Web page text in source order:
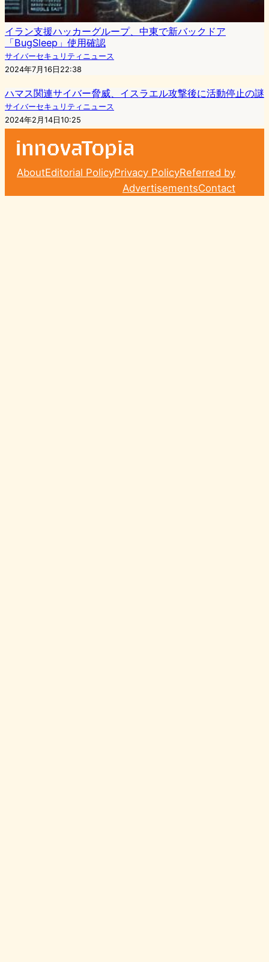
イラン支援ハッカーグループ、中東で新バックドア
「BugSleep」使用確認
サイバーセキュリティニュース
2024年7月16日22:38
ハマス関連サイバー脅威、イスラエル攻撃後に活動停止の謎
サイバーセキュリティニュース
2024年2月14日10:25
AboutEditorial PolicyPrivacy PolicyReferred by
AdvertisementsContact